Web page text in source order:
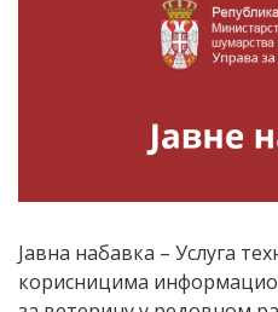
Јавна набавка – Услуга
корисницима